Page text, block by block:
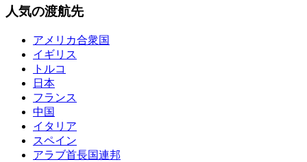
人気の渡航先
アメリカ合衆国
イギリス
トルコ
日本
フランス
中国
イタリア
スペイン
アラブ首長国連邦